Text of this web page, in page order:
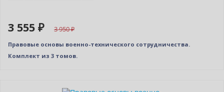
3 555 ₽ 3 950
Правовые основы военно-технического сотрудничества.
Комплект из 3 томов.